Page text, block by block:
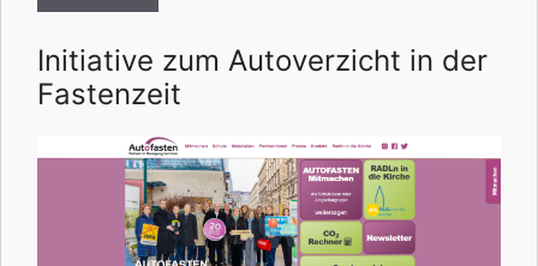
Initiative zum Autoverzicht in der
Fastenzeit